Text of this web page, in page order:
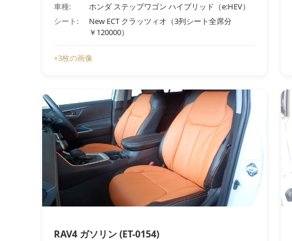
車種:
ホンダ ステップワゴン ハイブリッド（e:HEV）
シート:
New ECT クラッツィオ（3列シート全席分
￥120000）
+3枚の画像
RAV4 ガソリン (ET-0154)